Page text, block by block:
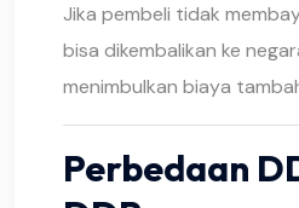
Jika pembeli tidak
bisa dikembalikan ke
menimbulkan biaya
Perbedaan